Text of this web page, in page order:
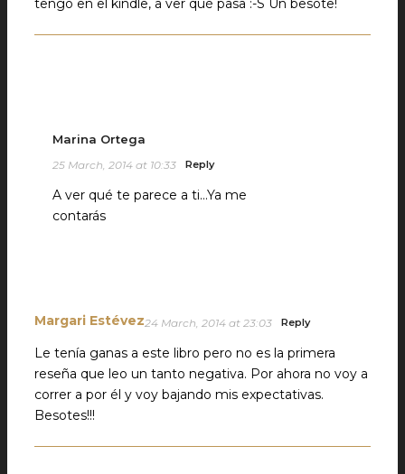
tengo en el kindle, a ver qué pasa :-S Un besote!
Marina Ortega
25 March, 2014 at 10:33 Reply
A ver qué te parece a ti…Ya me
contarás
Margari Estévez24 March, 2014 at 23:03 Reply
Le tenía ganas a este libro pero no es la primera
reseña que leo un tanto negativa. Por ahora no voy a
correr a por él y voy bajando mis expectativas.
Besotes!!!